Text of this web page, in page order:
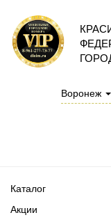
Воронеж
Каталог
Акции